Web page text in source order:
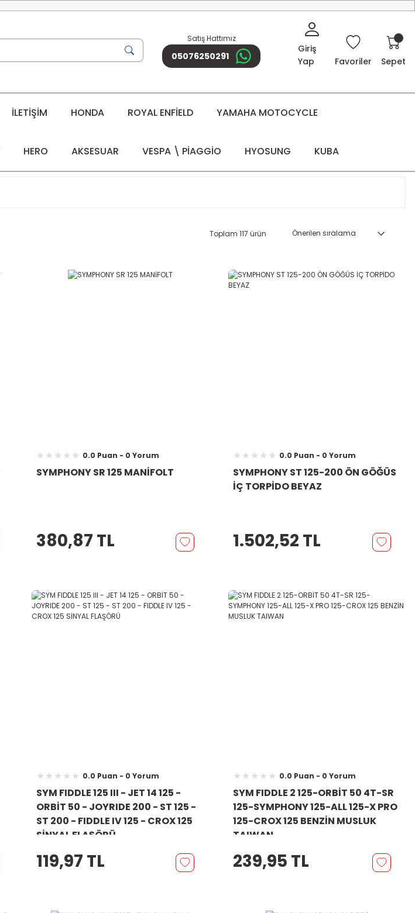
Satış Hattımız
05076250291
Giriş
Yap
Favoriler Sepet
İLETİŞİM HONDA ROYAL ENFİELD YAMAHA MOTOCYCLE
HERO AKSESUAR VESPA \ PİAGGİO HYOSUNG KUBA
Toplam 117 ürün
0.0 Puan - 0 Yorum
SYMPHONY SR 125 MANİFOLT
380,87 TL
0.0 Puan - 0 Yorum
SYMPHONY ST 125-200 ÖN GÖĞÜS
İÇ TORPİDO BEYAZ
1.502,52 TL
0.0 Puan - 0 Yorum
SYM FIDDLE 125 III - JET 14 125 -
ORBİT 50 - JOYRIDE 200 - ST 125 -
ST 200 - FIDDLE IV 125 - CROX 125
SİNYAL FLAŞÖRÜ
119,97 TL
0.0 Puan - 0 Yorum
SYM FIDDLE 2 125-ORBİT 50 4T-SR
125-SYMPHONY 125-ALL 125-X PRO
125-CROX 125 BENZİN MUSLUK
TAIWAN
239,95 TL